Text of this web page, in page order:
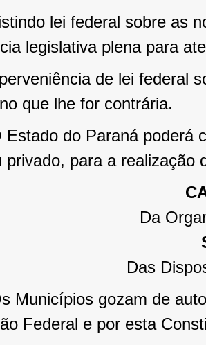
lei federal sobre as
legislativa plena para
de lei federal
que lhe for contrária.
Estado do Paraná poderá
privado, para a realização
Da
Das
Municípios gozam de
Federal e por esta